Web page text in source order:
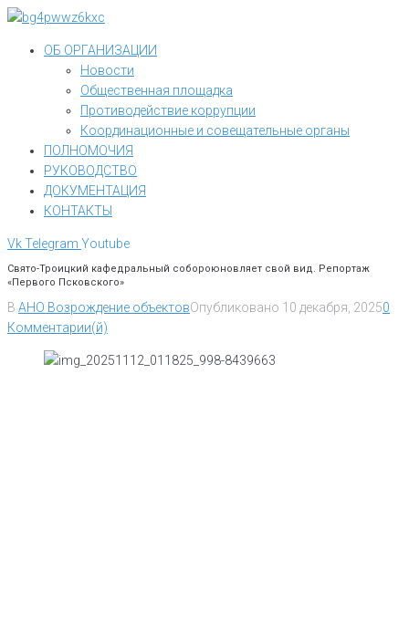
Перейти
контентуОБ ОРГАНИЗАЦИИ
Новости
Общественная площадка
Противодействие коррупции
Координационные и совещательные органы
ПОЛНОМОЧИЯ
РУКОВОДСТВО
ДОКУМЕНТАЦИЯ
КОНТАКТЫ
VkTelegram Youtube
Свято-Троицкий кафедральный собороюновляет свой вид. Репортаж
«Первого Псковского»
В АНО Возрождение объектовОпубликовано 10 декабря, 20250
Комментарии(й)